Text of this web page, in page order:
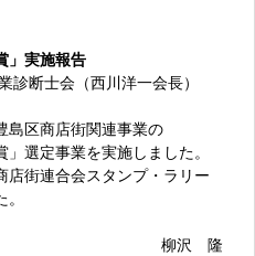
」実施報告
断士会（西川洋一会長）
島区商店街関連事業の
選定事業を実施しました。
街連合会スタンプ・ラリー
柳沢 隆